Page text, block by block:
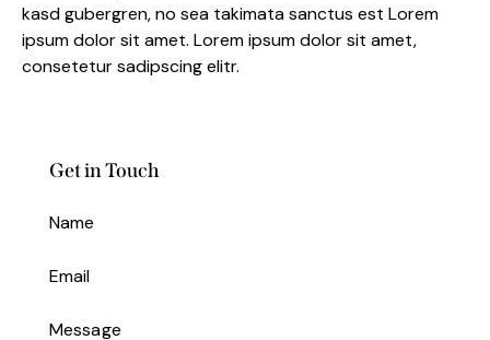
kasd gubergren, no sea takimata sanctus est Lorem
ipsum dolor sit amet. Lorem ipsum dolor sit amet,
consetetur sadipscing elitr.
Get in Touch